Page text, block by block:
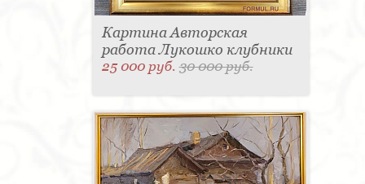
Картина Авторская
работа Лукошко клубники
25 000 руб.30 000 руб.